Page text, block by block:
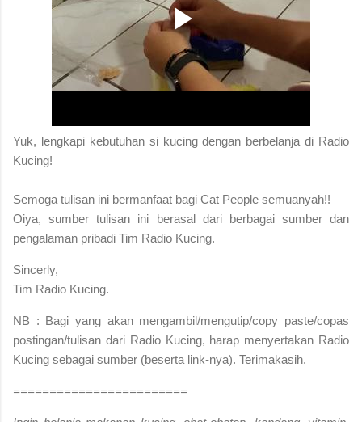
Yuk, lengkapi kebutuhan si kucing dengan berbelanja di Radio
Kucing!
Semoga tulisan ini bermanfaat bagi Cat People semuanyah!!
Oiya, sumber tulisan ini berasal dari berbagai sumber dan
pengalaman pribadi Tim Radio Kucing.
Sincerly,
Tim Radio Kucing.
NB : Bagi yang akan mengambil/mengutip/copy paste/copas
postingan/tulisan dari Radio Kucing, harap menyertakan Radio
Kucing sebagai sumber (beserta link-nya). Terimakasih.
========================